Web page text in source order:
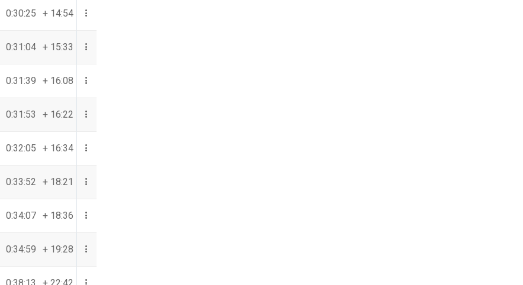
0:30:25 + 14:54
0:31:04 + 15:33
0:31:39 + 16:08
0:31:53 + 16:22
0:32:05 + 16:34
0:33:52 + 18:21
0:34:07 + 18:36
0:34:59 + 19:28